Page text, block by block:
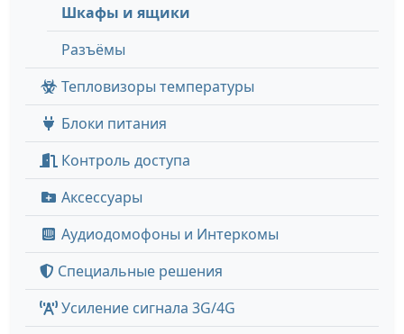
Шкафы и ящики
Разъёмы
Тепловизоры температуры
Блоки питания
Контроль доступа
Аксессуары
Аудиодомофоны и Интеркомы
Специальные решения
Усиление сигнала 3G/4G